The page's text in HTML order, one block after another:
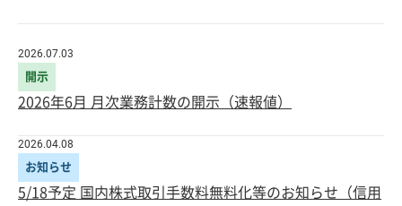
2026.07.03
開示
2026年6月 月次業務計数の開示（速報値）
2026.04.08
お知らせ
5/18予定 国内株式取引手数料無料化等のお知らせ（信用